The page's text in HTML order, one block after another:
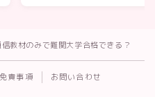
信教材のみで難関大学合格できる？
免責事項 お問い合わせ